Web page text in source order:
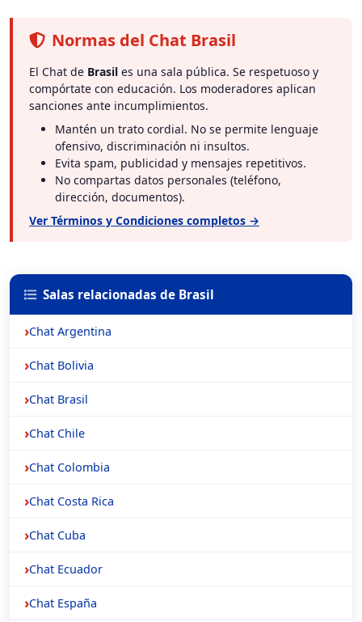
Normas del Chat Brasil
El Chat de Brasil es una sala pública. Se respetuoso y
compórtate con educación. Los moderadores aplican
sanciones ante incumplimientos.
Mantén un trato cordial. No se permite lenguaje
ofensivo, discriminación ni insultos.
Evita spam, publicidad y mensajes repetitivos.
No compartas datos personales (teléfono,
dirección, documentos).
Ver Términos y Condiciones completos →
Salas relacionadas de Brasil
Chat Argentina
Chat Bolivia
Chat Brasil
Chat Chile
Chat Colombia
Chat Costa Rica
Chat Cuba
Chat Ecuador
Chat España